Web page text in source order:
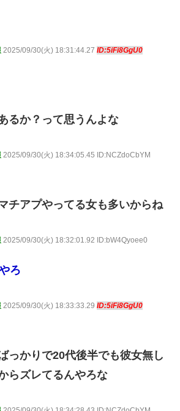
2025/09/30(火) 18:31:44.27 ID:5iFi8GgU0
るか？って思うんよな
2025/09/30(火) 18:34:05.45 ID:NCZdoCbYM
チアプやってる女も多いからね
2025/09/30(火) 18:32:01.92 ID:bW4Qyoee0
ろ
2025/09/30(火) 18:33:33.29 ID:5iFi8GgU0
っかりで20代後半でも彼女無し
らズレてるんやろな